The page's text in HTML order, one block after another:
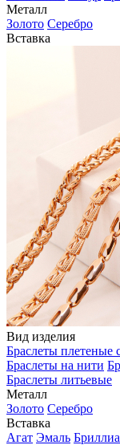
Металл
Золото Серебро
Вставка
Вид изделия
Браслеты плетеные
Браслеты на нити
Браслеты литьевые
Металл
Золото Серебро
Вставка
Агат Эмаль